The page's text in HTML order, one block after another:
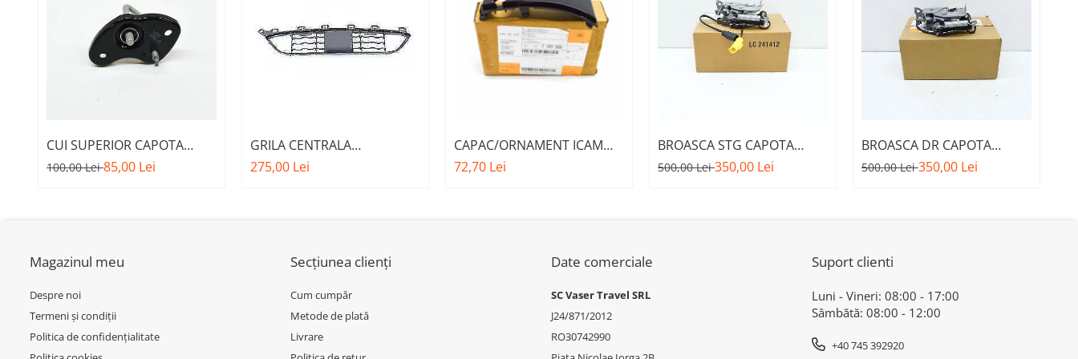
Overfender aripa
Panou acoperire trigger
Praguri
Rama radiator
Suport far
Suport radiator
Traversa
Usa fată
CUI SUPERIOR CAPOTA
MOTOR A.M. 51237473707 -
100,00 Lei85,00 Lei
GRILA CENTRALA
INFERIOARA BARA FATA M -
275,00 Lei
CAPAC/ORNAMENT ICAM
A.M. 51137349589 - BMW
72,70 Lei
BROASCA STG CAPOTA
MOTOR A.M. 51237468349 -
500,00 Lei350,00 Lei
BROASCA DR CAPOTA
MOTOR A.M. 51237468350 -
500,00 Lei350,00 Lei
Magazinul meu
Despre noi
Termeni și condiții
Politica de confidențialitate
Secțiunea clienți
Cum cumpăr
Metode de plată
Livrare
Date comerciale
SC Vaser Travel SRL
J24/871/2012
RO30742990
Suport clienti
Luni - Vineri: 08:00 - 17:00
Sâmbătă: 08:00 - 12:00
+40 745 392920